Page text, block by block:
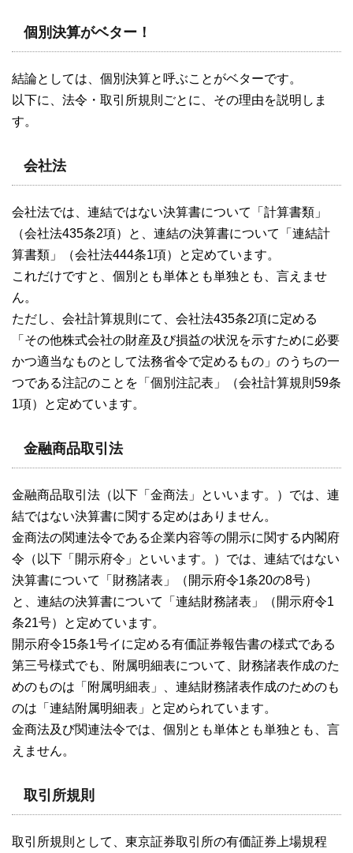
個別決算がベター！
結論としては、個別決算と呼ぶことがベターです。
以下に、法令・取引所規則ごとに、その理由を説明しま
す。
会社法
会社法では、連結ではない決算書について「計算書類」
（会社法435条2項）と、連結の決算書について「連結計
算書類」（会社法444条1項）と定めています。
これだけですと、個別とも単体とも単独とも、言えませ
ん。
ただし、会社計算規則にて、会社法435条2項に定める
「その他株式会社の財産及び損益の状況を示すために必要
かつ適当なものとして法務省令で定めるもの」のうちの一
つである注記のことを「個別注記表」（会社計算規則59条
1項）と定めています。
金融商品取引法
金融商品取引法（以下「金商法」といいます。）では、連
結ではない決算書に関する定めはありません。
金商法の関連法令である企業内容等の開示に関する内閣府
令（以下「開示府令」といいます。）では、連結ではない
決算書について「財務諸表」（開示府令1条20の8号）
と、連結の決算書について「連結財務諸表」（開示府令1
条21号）と定めています。
開示府令15条1号イに定める有価証券報告書の様式である
第三号様式でも、附属明細表について、財務諸表作成のた
めのものは「附属明細表」、連結財務諸表作成のためのも
のは「連結附属明細表」と定められています。
金商法及び関連法令では、個別とも単体とも単独とも、言
えません。
取引所規則
取引所規則として、東京証券取引所の有価証券上場規程